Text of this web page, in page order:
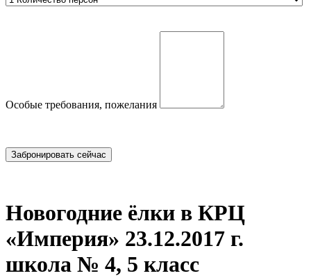
Особые требования, пожелания
Новогодние ёлки в КРЦ
«Империя» 23.12.2017 г.
школа № 4, 5 класс